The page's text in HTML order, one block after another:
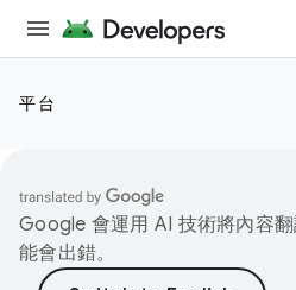
平台
Google 會運用 AI 技術將內容
能會出錯。